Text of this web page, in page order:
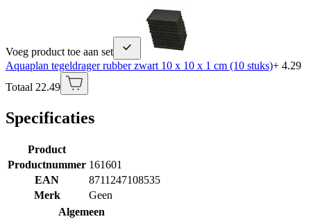
Voeg product toe aan set
Aquaplan tegeldrager rubber zwart 10 x 10 x 1 cm (10 stuks)+ 4.29
Totaal 22.49
Specificaties
Product
Productnummer 161601
EAN
8711247108535
Merk
Geen
Algemeen